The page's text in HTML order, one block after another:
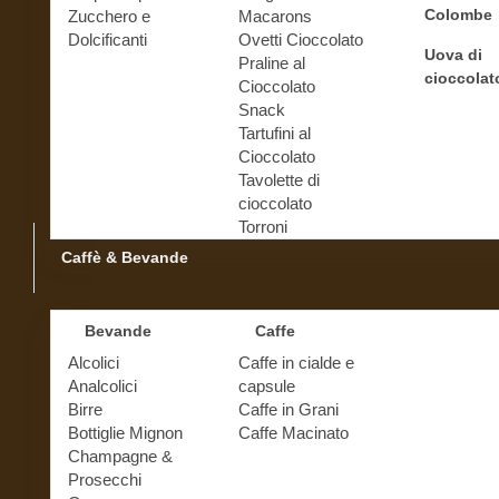
Zucchero e
Dolcificanti
Macarons
Ovetti Cioccolato
Praline al
Cioccolato
Snack
Tartufini al
Cioccolato
Tavolette di
cioccolato
Torroni
Colombe
Uova di
Caffè & Bevande
Bevande
Alcolici
Analcolici
Birre
Bottiglie Mignon
Champagne &
Prosecchi
Caffe
Caffe in cialde e
capsule
Caffe in Grani
Caffe Macinato